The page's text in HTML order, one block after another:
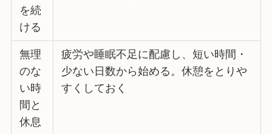
を続
ける
無理
のな
い時
間と
休息
疲労や睡眠不足に配慮し、短い時間・
少ない日数から始める。休憩をとりや
すくしておく